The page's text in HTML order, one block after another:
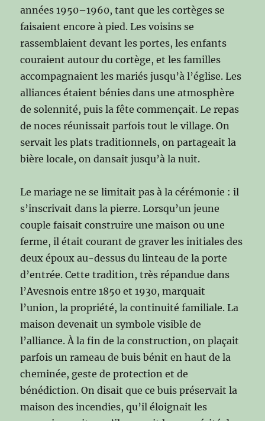
années 1950–1960, tant que les cortèges se
faisaient encore à pied. Les voisins se
rassemblaient devant les portes, les enfants
couraient autour du cortège, et les familles
accompagnaient les mariés jusqu’à l’église. Les
alliances étaient bénies dans une atmosphère
de solennité, puis la fête commençait. Le repas
de noces réunissait parfois tout le village. On
servait les plats traditionnels, on partageait la
bière locale, on dansait jusqu’à la nuit.
Le mariage ne se limitait pas à la cérémonie : il
s’inscrivait dans la pierre. Lorsqu’un jeune
couple faisait construire une maison ou une
ferme, il était courant de graver les initiales des
deux époux au-dessus du linteau de la porte
d’entrée. Cette tradition, très répandue dans
l’Avesnois entre 1850 et 1930, marquait
l’union, la propriété, la continuité familiale. La
maison devenait un symbole visible de
l’alliance. À la fin de la construction, on plaçait
parfois un rameau de buis bénit en haut de la
cheminée, geste de protection et de
bénédiction. On disait que ce buis préservait la
maison des incendies, qu’il éloignait les